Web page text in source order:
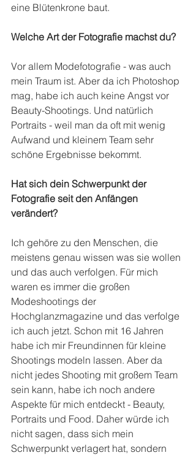
eine Blütenkrone baut.
Welche Art der Fotografie machst du?
Vor allem Modefotografie - was auch
mein Traum ist. Aber da ich Photoshop
mag, habe ich auch keine Angst vor
Beauty-Shootings. Und natürlich
Portraits - weil man da oft mit wenig
Aufwand und kleinem Team sehr
schöne Ergebnisse bekommt.
Hat sich dein Schwerpunkt der
Fotografie seit den Anfängen
verändert?
Ich gehöre zu den Menschen, die
meistens genau wissen was sie wollen
und das auch verfolgen. Für mich
waren es immer die großen
Modeshootings der
Hochglanzmagazine und das verfolge
ich auch jetzt. Schon mit 16 Jahren
habe ich mir Freundinnen für kleine
Shootings modeln lassen. Aber da
nicht jedes Shooting mit großem Team
sein kann, habe ich noch andere
Aspekte für mich entdeckt - Beauty,
Portraits und Food. Daher würde ich
nicht sagen, dass sich mein
Schwerpunkt verlagert hat, sondern